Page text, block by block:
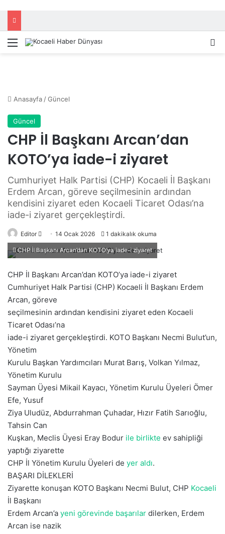
Menü
Anasayfa /Güncel
Güncel
CHP İl Başkanı Arcan’dan
KOTO’ya iade-i ziyaret
Cumhuriyet Halk Partisi (CHP) Kocaeli İl Başkanı
Erdem Arcan, göreve seçilmesinin ardından
kendisini ziyaret eden Kocaeli Ticaret Odası’na
iade-i ziyaret gerçekleştirdi.
Editor
r
t
a
ö
n
d
e
r
m
e
k
14 Ocak 2026 1 dakikalık okuma
CHP İl Başkanı Arcan’dan KOTO’ya iade-i ziyaret
CHP İl Başkanı Arcan’dan KOTO’ya iade-i ziyaret
Cumhuriyet Halk Partisi (CHP) Kocaeli İl Başkanı Erdem
Arcan, göreve
seçilmesinin ardından kendisini ziyaret eden Kocaeli
Ticaret Odası’na
iade-i ziyaret gerçekleştirdi. KOTO Başkanı Necmi Bulut’un,
Yönetim
Kurulu Başkan Yardımcıları Murat Barış, Volkan Yılmaz,
Yönetim Kurulu
Sayman Üyesi Mikail Kayacı, Yönetim Kurulu Üyeleri Ömer
Efe, Yusuf
Ziya Uludüz, Abdurrahman Çuhadar, Hızır Fatih Sarıoğlu,
Tahsin Can
Kuşkan, Meclis Üyesi Eray Bodur ile birlikte ev sahipliği
yaptığı ziyarette
CHP İl Yönetim Kurulu Üyeleri de yer aldı.
BAŞARI DİLEKLERİ
Ziyarette konuşan KOTO Başkanı Necmi Bulut, CHP Kocaeli
İl Başkanı
Erdem Arcan’a yeni görevinde başarılar dilerken, Erdem
Arcan ise nazik